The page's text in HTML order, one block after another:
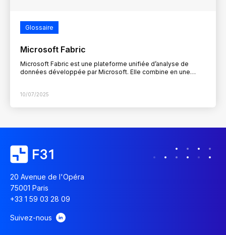
Glossaire
Microsoft Fabric
Microsoft Fabric est une plateforme unifiée d’analyse de
données développée par Microsoft. Elle combine en une
10/07/2025
20 Avenue de l'Opéra
75001 Paris
+33 1 59 03 28 09
Suivez-nous